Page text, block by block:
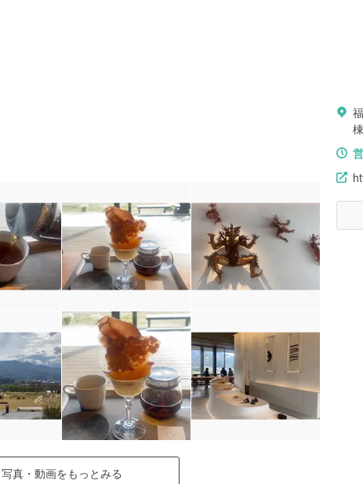
写真・動画をもっとみる